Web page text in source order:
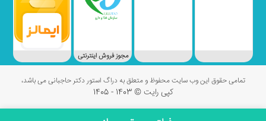
مجوز فروش اینترنتی
تمامی حقوق این وب سایت محفوظ و متعلق به دراگ استور دکتر حاجبانی می باشد،
کپی رایت © 1403 - 1405